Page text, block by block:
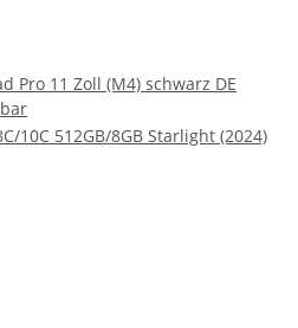
Pro 11 Zoll (M4) schwarz DE